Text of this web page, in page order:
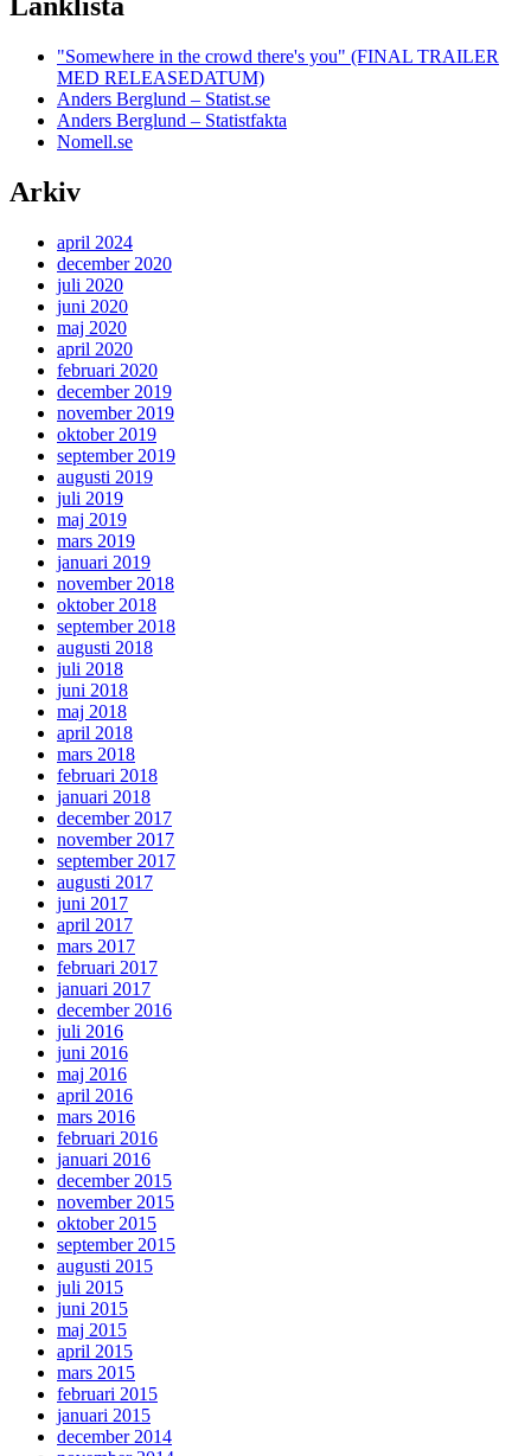
Länklista
"Somewhere in the crowd there's you" (FINAL TRAILER
MED RELEASEDATUM)
Anders Berglund – Statist.se
Anders Berglund – Statistfakta
Nomell.se
Arkiv
april 2024
december 2020
juli 2020
juni 2020
maj 2020
april 2020
februari 2020
december 2019
november 2019
oktober 2019
september 2019
augusti 2019
juli 2019
maj 2019
mars 2019
januari 2019
november 2018
oktober 2018
september 2018
augusti 2018
juli 2018
juni 2018
maj 2018
april 2018
mars 2018
februari 2018
januari 2018
december 2017
november 2017
september 2017
augusti 2017
juni 2017
april 2017
mars 2017
februari 2017
januari 2017
december 2016
juli 2016
juni 2016
maj 2016
april 2016
mars 2016
februari 2016
januari 2016
december 2015
november 2015
oktober 2015
september 2015
augusti 2015
juli 2015
juni 2015
maj 2015
april 2015
mars 2015
februari 2015
januari 2015
december 2014